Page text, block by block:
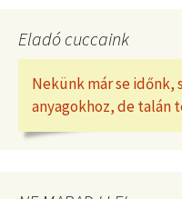
Eladó cuccaink
Nekünk már se időnk,
anyagokhoz, de talán